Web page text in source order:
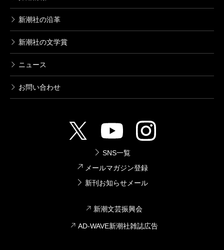
新潮社の沿革
新潮社の文学賞
ニュース
お問い合わせ
SNS一覧
メールマガジン登録
新刊お知らせメール
新潮文芸振興会
AD-WAVE新潮社雑誌広告